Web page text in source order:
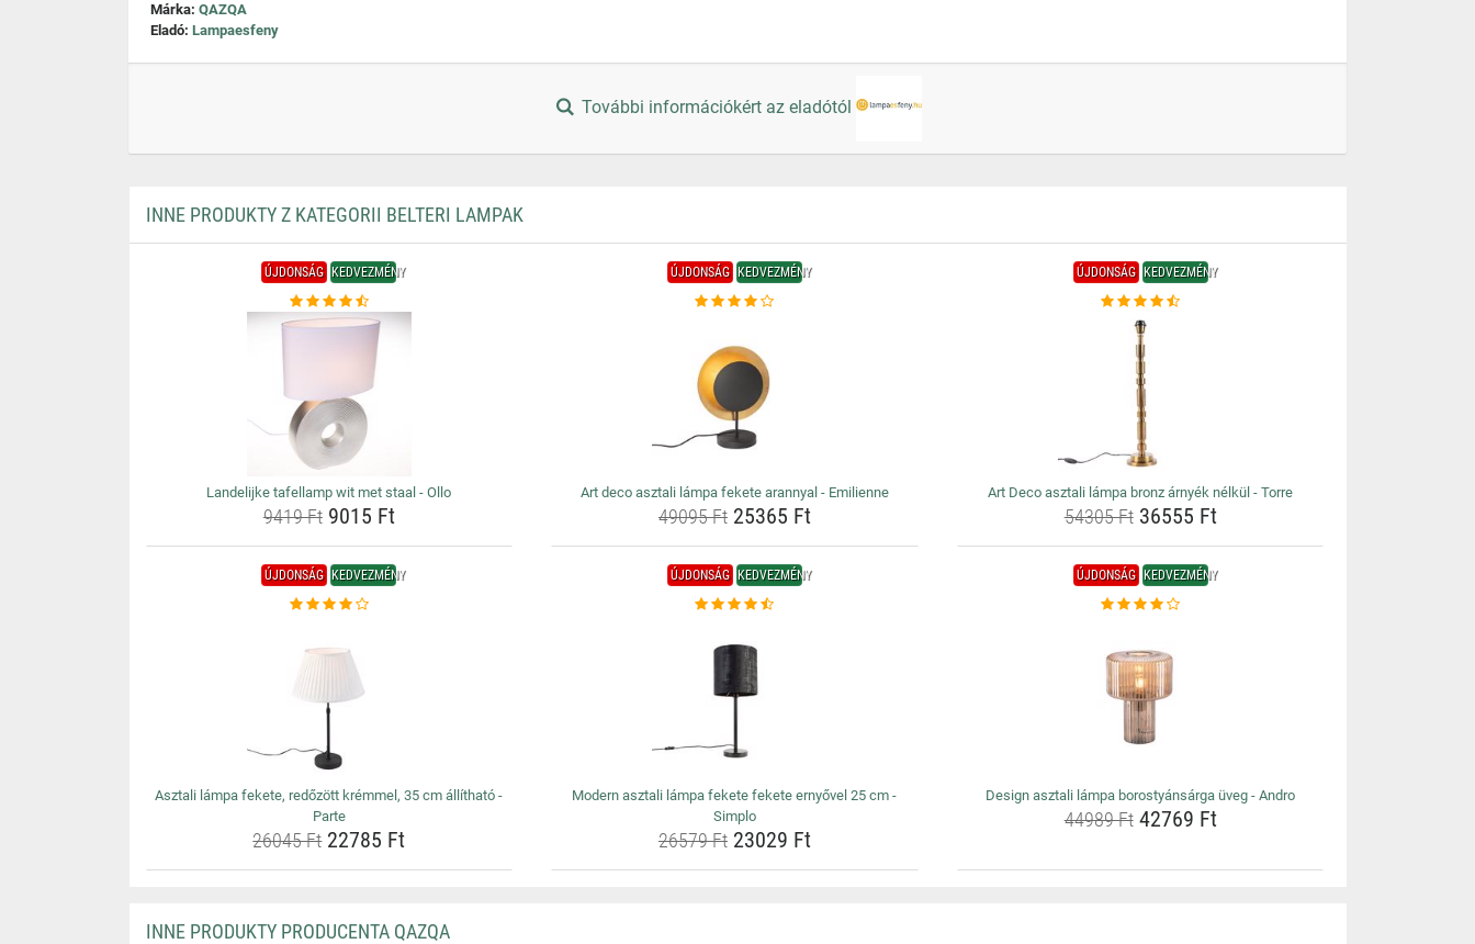
Márka: QAZQA
Eladó: Lampaesfeny
További információkért az eladótól
INNE PRODUKTY Z KATEGORII BELTERI LAMPAK
ÚJDONSÁG KEDVEZMÉNY
Landelijke tafellamp wit met staal - Ollo
9419 Ft9015 Ft
ÚJDONSÁG KEDVEZMÉNY
Art deco asztali lámpa fekete arannyal - Emilienne
49095 Ft25365 Ft
ÚJDONSÁG KEDVEZMÉNY
Art Deco asztali lámpa bronz árnyék nélkül - Torre
54305 Ft36555 Ft
ÚJDONSÁG KEDVEZMÉNY
Asztali lámpa fekete, redőzött krémmel, 35 cm állítható -
Parte
26045 Ft22785 Ft
ÚJDONSÁG KEDVEZMÉNY
Modern asztali lámpa fekete fekete ernyővel 25 cm -
Simplo
26579 Ft23029 Ft
ÚJDONSÁG KEDVEZMÉNY
Design asztali lámpa borostyánsárga üveg - Andro
44989 Ft42769 Ft
INNE PRODUKTY PRODUCENTA QAZQA